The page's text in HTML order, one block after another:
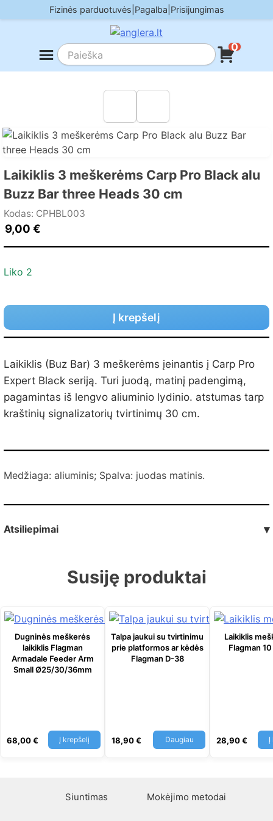
to
Fizinės parduotuvės Pagalba Prisijungimas
0
Laikiklis 3 meškerėms Carp Pro Black alu
Buzz Bar three Heads 30 cm
Kodas: CPHBL003
9,00 €
Liko 2
Į krepšelį
Laikiklis (Buz Bar) 3 meškerėms įeinantis į Carp Pro
Expert Black seriją. Turi juodą, matinį padengimą,
pagamintas iš lengvo aliuminio lydinio. atstumas tarp
kraštinių signalizatorių tvirtinimų 30 cm.
Medžiaga: aliuminis; Spalva: juodas matinis.
Atsiliepimai ▾
Susiję produktai
Dugninės meškerės
laikiklis Flagman
Armadale Feeder Arm
Small Ø25/30/36mm
68,00€ Į krepšelį
Talpa jaukui su tvirtinimu
prie platformos ar kėdės
Flagman D-38
18,90€ Daugiau
Laikiklis
Flagman
28,90€ Į
Siuntimas Mokėjimo metodai